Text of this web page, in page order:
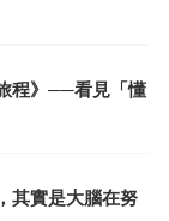
程》──看見「懂
其實是大腦在努